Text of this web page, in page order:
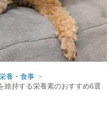
養・食事
維持する栄養素のおすすめ6選